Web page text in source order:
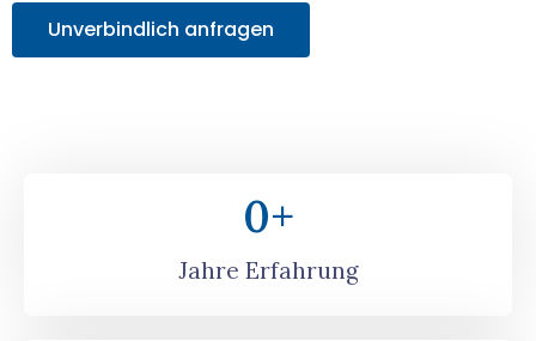
Unverbindlich anfragen
Jahre Erfahrung
0+